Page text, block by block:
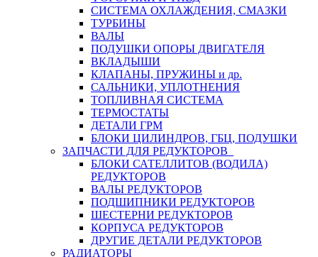
СИСТЕМА ОХЛАЖДЕНИЯ, СМАЗКИ
ТУРБИНЫ
ВАЛЫ
ПОДУШКИ ОПОРЫ ДВИГАТЕЛЯ
ВКЛАДЫШИ
КЛАПАНЫ, ПРУЖИНЫ и др.
САЛЬНИКИ, УПЛОТНЕНИЯ
ТОПЛИВНАЯ СИСТЕМА
ТЕРМОСТАТЫ
ДЕТАЛИ ГРМ
БЛОКИ ЦИЛИНДРОВ, ГБЦ, ПОДУШКИ
ЗАПЧАСТИ ДЛЯ РЕДУКТОРОВ
БЛОКИ САТЕЛЛИТОВ (ВОДИЛА)
РЕДУКТОРОВ
ВАЛЫ РЕДУКТОРОВ
ПОДШИПНИКИ РЕДУКТОРОВ
ШЕСТЕРНИ РЕДУКТОРОВ
КОРПУСА РЕДУКТОРОВ
ДРУГИЕ ДЕТАЛИ РЕДУКТОРОВ
РАДИАТОРЫ